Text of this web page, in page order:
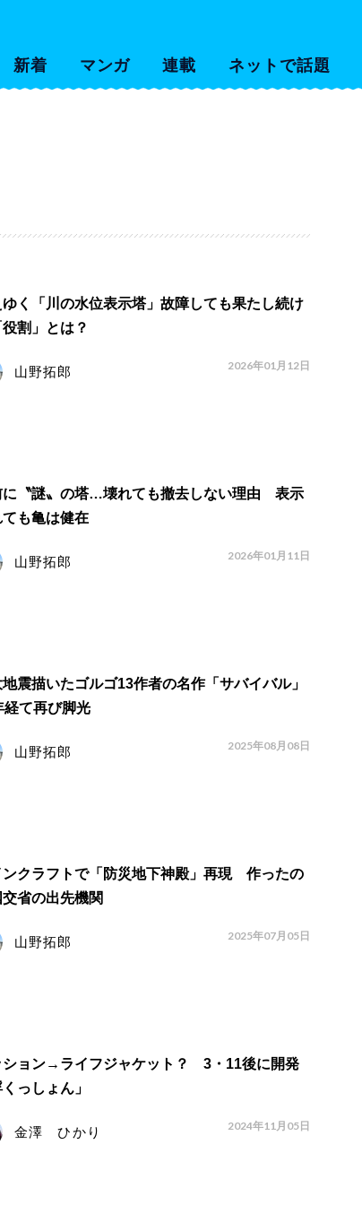
新着 マンガ 連載 ネットで話題
く「川の水位表示塔」故障しても果たし続け
割」とは？
山野拓郎 2026年01月12日
に〝謎〟の塔…壊れても撤去しない理由 表示
も亀は健在
山野拓郎 2026年01月11日
地震描いたゴルゴ13作者の名作「サバイバル」
経て再び脚光
山野拓郎 2025年08月08日
ンクラフトで「防災地下神殿」再現 作ったの
交省の出先機関
山野拓郎 2025年07月05日
ション→ライフジャケット？ 3・11後に開発
くっしょん」
金澤 ひかり 2024年11月05日